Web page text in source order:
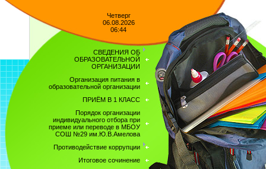
Четверг
06.08.2026
06:44
СВЕДЕНИЯ ОБ
ОБРАЗОВАТЕЛЬНОЙ
ОРГАНИЗАЦИИ
Организация питания в
образовательной организации
ПРИЁМ В 1 КЛАСС
Порядок организации
индивидуального отбора при
приеме или переводе в МБОУ
СОШ №29 им.Ю.В.Амелова
Противодействие коррупции
Итоговое сочинение